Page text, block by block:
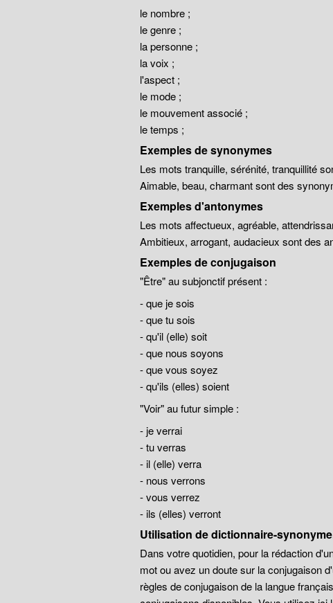
le nombre ;
le genre ;
la personne ;
la voix ;
l'aspect ;
le mode ;
le mouvement associé ;
le temps ;
Exemples de synonymes
Les mots tranquille, sérénité, tranquillité
Aimable, beau, charmant sont des
Exemples d'antonymes
Les mots affectueux, agréable,
Ambitieux, arrogant, audacieux sont des
Exemples de conjugaison
"Être" au subjonctif présent :
- que je sois
- que tu sois
- qu'il (elle) soit
- que nous soyons
- que vous soyez
- qu'ils (elles) soient
"Voir" au futur simple :
- je verrai
- tu verras
- il (elle) verra
- nous verrons
- vous verrez
- ils (elles) verront
Utilisation de dictionnaire-
Dans votre quotidien, pour la rédaction
mot ou avez un doute sur la conjugaison
règles de conjugaison de la langue